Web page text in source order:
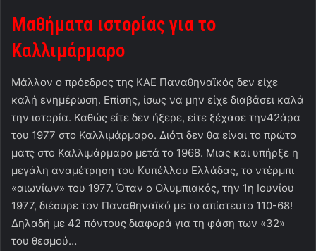
Μαθήματα ιστορίας για το
Καλλιμάρμαρο
Μάλλον ο πρόεδρος της ΚΑΕ Παναθηναϊκός δεν είχε
καλή ενημέρωση. Επίσης, ίσως να μην είχε διαβάσει καλά
την ιστορία. Καθώς είτε δεν ήξερε, είτε ξέχασε την42άρα
του 1977 στο Καλλιμάρμαρο. Διότι δεν θα είναι το πρώτο
ματς στο Καλλιμάρμαρο μετά το 1968. Μιας και υπήρξε η
μεγάλη αναμέτρηση του Κυπέλλου Ελλάδας, το ντέρμπι
«αιωνίων» του 1977. Όταν ο Ολυμπιακός, την 1η Ιουνίου
1977, διέσυρε τον Παναθηναϊκό με το απίστευτο 110-68!
Δηλαδή με 42 πόντους διαφορά για τη φάση των «32»
του θεσμού…